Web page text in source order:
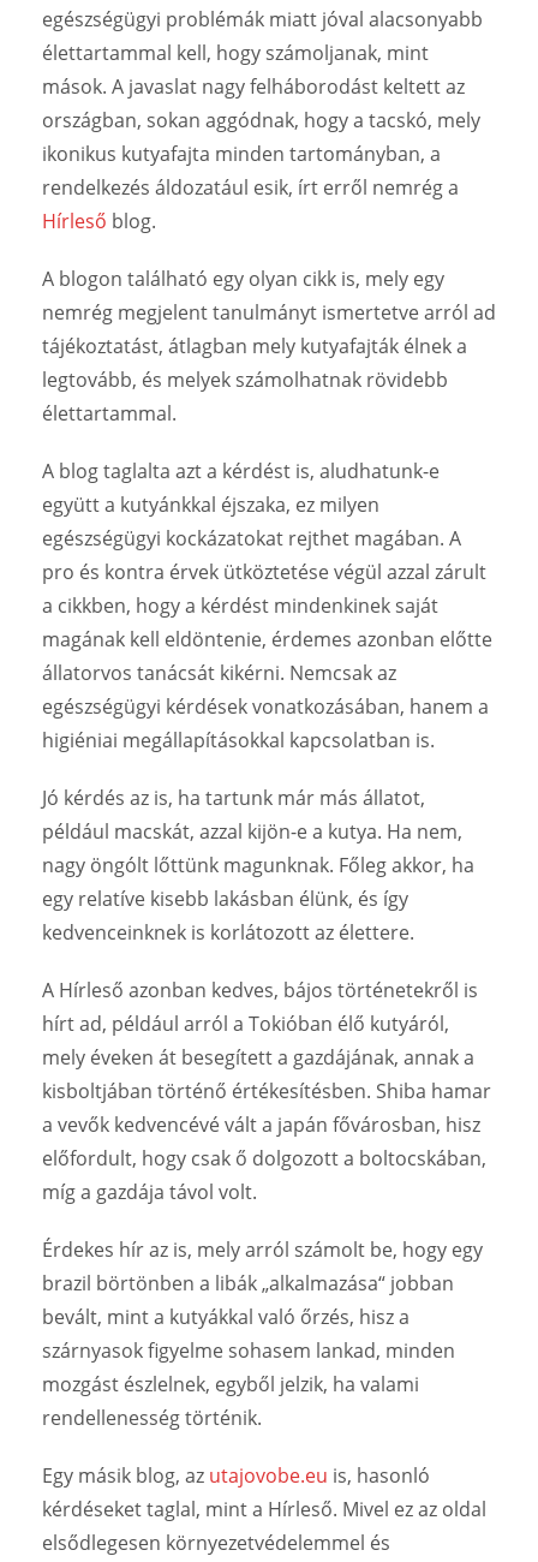
egészségügyi problémák miatt jóval alacsonyabb
élettartammal kell, hogy számoljanak, mint
mások. A javaslat nagy felháborodást keltett az
országban, sokan aggódnak, hogy a tacskó, mely
ikonikus kutyafajta minden tartományban, a
rendelkezés áldozatául esik, írt erről nemrég a
Hírleső blog.
A blogon található egy olyan cikk is, mely egy
nemrég megjelent tanulmányt ismertetve arról ad
tájékoztatást, átlagban mely kutyafajták élnek a
legtovább, és melyek számolhatnak rövidebb
élettartammal.
A blog taglalta azt a kérdést is, aludhatunk-e
együtt a kutyánkkal éjszaka, ez milyen
egészségügyi kockázatokat rejthet magában. A
pro és kontra érvek ütköztetése végül azzal zárult
a cikkben, hogy a kérdést mindenkinek saját
magának kell eldöntenie, érdemes azonban előtte
állatorvos tanácsát kikérni. Nemcsak az
egészségügyi kérdések vonatkozásában, hanem a
higiéniai megállapításokkal kapcsolatban is.
Jó kérdés az is, ha tartunk már más állatot,
például macskát, azzal kijön-e a kutya. Ha nem,
nagy öngólt lőttünk magunknak. Főleg akkor, ha
egy relatíve kisebb lakásban élünk, és így
kedvenceinknek is korlátozott az élettere.
A Hírleső azonban kedves, bájos történetekről is
hírt ad, például arról a Tokióban élő kutyáról,
mely éveken át besegített a gazdájának, annak a
kisboltjában történő értékesítésben. Shiba hamar
a vevők kedvencévé vált a japán fővárosban, hisz
előfordult, hogy csak ő dolgozott a boltocskában,
míg a gazdája távol volt.
Érdekes hír az is, mely arról számolt be, hogy egy
brazil börtönben a libák „alkalmazása“ jobban
bevált, mint a kutyákkal való őrzés, hisz a
szárnyasok figyelme sohasem lankad, minden
mozgást észlelnek, egyből jelzik, ha valami
rendellenesség történik.
Egy másik blog, az utajovobe.eu is, hasonló
kérdéseket taglal, mint a Hírleső. Mivel ez az oldal
elsődlegesen környezetvédelemmel és